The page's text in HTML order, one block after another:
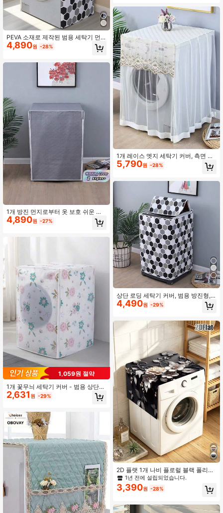
PEVA 소재로 제작된 범용 세탁기 먼
지 덮개, 먼지로부터 옷을 보호, 세탁
실 보관에 편리, 청소 용이, 여성의 날,
동차 액세서리 여성, 주방 장식, 결혼
식, Y2k, 파티, 어머니의 날 선물, 침실
장식, 정원, 주방 장식, 여름, 해변, 여
행 필수품, 방 장식, 스퀴시, 졸업
4,890원 -28%
1개 방진 먼지로부터 옷 보호 쉬운 청
소 편리한 세탁 보관 Y2K 단색 세탁기
먼지 덮개 여성의 날 어머니의 날 선물
4,890원 -27%
1,059원 절약
1개 꽃무늬 세탁기 커버 - 범용 상단
로드 세탁기 먼지 커버, 세척하기 쉬운
원단, 세탁실, 가정 장식, 애완동물 털
가전제품 커버 (대부분의 브랜드에 적
합)
2,631 원 -29%
족을 위한 최고의 선물, 어머니날 선
물, 발렌타인데이 선물
1개 레이스 엣지 세탁기 커버, 측면 개
방형 디자인, 8-10kg 완전 자동 세탁
기 적합, 가전제품 먼지 커버 수납 정
물, Y2k, 침실, 자동차 액세서리 여성,
주방 장식, 결혼식, Y2k, 파티, 어머니
의 날 선물, 침실 장식, 정원, 주방 장
식, 여름, 해변, 여행 필수품, 방 장식,
스퀴시, 졸업
5,790원 -28%
5
상단 로딩 세탁기 커버, 범용 방진형, 6
-10kg 세탁기에 적합, 청소하기 쉬운
보호 커버, 여성의 날, 여행 필수품, 결
여성, 주방 장식, 결혼식, Y2k, 파티, 어
머니의 날 선물, 침실 장식, 정원, 주방
장식, 여름, 해변, 여행 필수품, 방 장
식, 스퀴시, 졸업
4,490원 -29%
2D 플랫 1개 나비 플로럴 블랙 폴리에
스터 세탁기 커버 130x55cm, 세탁실
용 방진 가전 상단 커버
1년 전에 설립되었습니다.
재고 10개 남음
1년 전에 설립되었습니다.
재고 10개 남음
1년 전에 설립되었습니다.
재고 10개 남음
1년 전에 설립되었습니다.
3,390원 -28%